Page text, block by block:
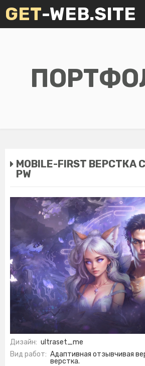
GET-WEB.SITE
MOBILE-FIRST ВЕРСТКА
PW
Дизайн: ultraset_me
Вид работ: Адаптивная отзывчивая
верстка.